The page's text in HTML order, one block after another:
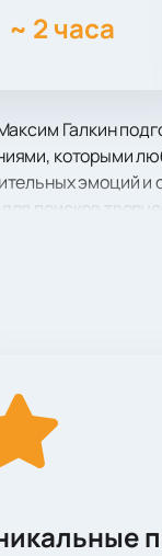
~ 2 часа
Галкин
которыми
эмоций и
поисков